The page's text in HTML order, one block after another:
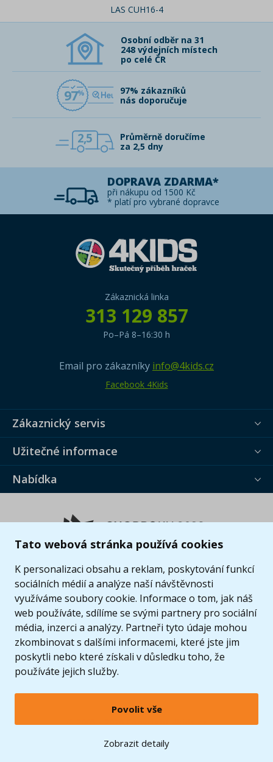
Tato webová stránka používá cookies
K personalizaci obsahu a reklam, poskytování funkcí
sociálních médií a analýze naší návštěvnosti
využíváme soubory cookie. Informace o tom, jak náš
web používáte, sdílíme se svými partnery pro sociální
média, inzerci a analýzy. Partneři tyto údaje mohou
zkombinovat s dalšími informacemi, které jste jim
poskytli nebo které získali v důsledku toho, že
používáte jejich služby.
Povolit vše
Zobrazit detaily
LAS CUH16-4
Osobní odběr na 31
248 výdejních místech
po celé ČR
97
97% zákazníků
nás doporučuje
2,5
Průměrně doručíme
za 2,5 dny
DOPRAVA ZDARMA*
při nákupu od 1500 Kč
* platí pro vybrané dopravce
Zákaznická linka
313 129 857
Po–Pá 8–16:30 h
Email pro zákazníky info@4kids.cz
Facebook 4Kids
Zákaznický servis
Užitečné informace
Nabídka
© 2005 - 2026 Copyright 4kids.cz
LEGO, logo LEGO a minifigurka jsou ochrannými známkami společnosti LEGO Group. ©
2024 The LEGO Group.